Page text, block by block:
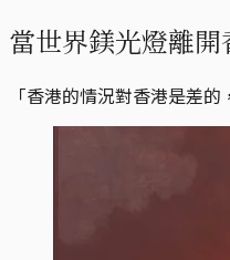
當世界鎂光燈離
「香港的情況對香港是差